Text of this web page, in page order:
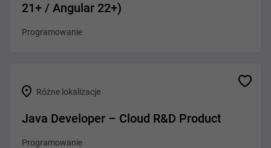
21+ / Angular 22+)
Programowanie
Różne lokalizacje
Java Developer – Cloud R&D Product
Programowanie